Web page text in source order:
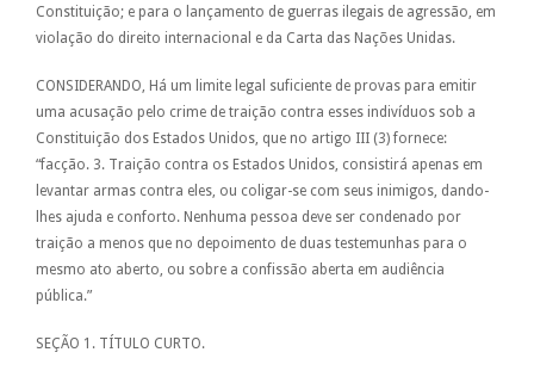
Constituição; e para o lançamento de guerras ilegais de agressão, em
violação do direito internacional e da Carta das Nações Unidas.
CONSIDERANDO, Há um limite legal suficiente de provas para emitir
uma acusação pelo crime de traição contra esses indivíduos sob a
Constituição dos Estados Unidos, que no artigo III (3) fornece:
“facção. 3. Traição contra os Estados Unidos, consistirá apenas em
levantar armas contra eles, ou coligar-se com seus inimigos, dando-
lhes ajuda e conforto. Nenhuma pessoa deve ser condenado por
traição a menos que no depoimento de duas testemunhas para o
mesmo ato aberto, ou sobre a confissão aberta em audiência
pública.”
SEÇÃO 1. TÍTULO CURTO.